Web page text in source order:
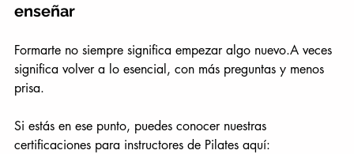
enseñar
Formarte no siempre significa empezar algo nuevo.A veces
significa volver a lo esencial, con más preguntas y menos
prisa.
Si estás en ese punto, puedes conocer nuestras
certificaciones para instructores de Pilates aquí: